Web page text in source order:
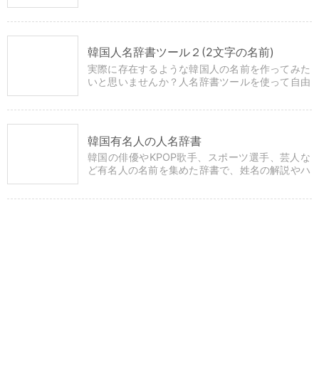
つくることができます。
韓国人名辞書ツール２(2文字の名前)
実際に存在するような韓国人の名前を作ってみた
いと思いませんか？人名辞書ツールを使って自由
つくることができます。
韓国有名人の人名辞書
韓国の俳優やKPOP歌手、スポーツ選手、芸人な
ど有名人の名前を集めた辞書で、姓名の解説やハ
す。